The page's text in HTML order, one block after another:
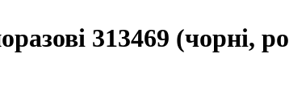
313469 (чорні,